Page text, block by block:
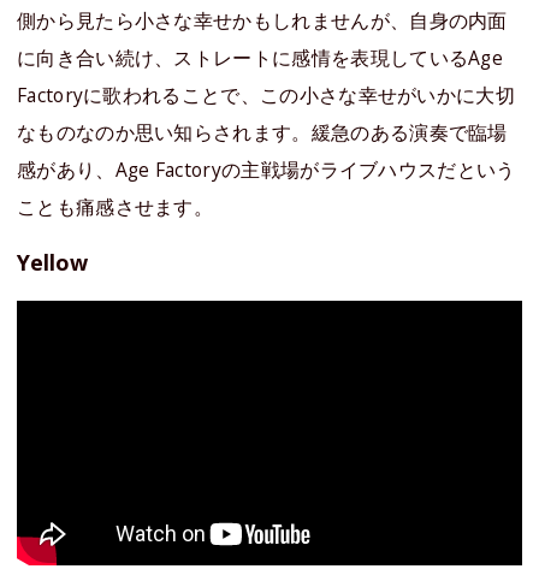
側から見たら小さな幸せかもしれませんが、自身の内面
に向き合い続け、ストレートに感情を表現しているAge
Factoryに歌われることで、この小さな幸せがいかに大切
なものなのか思い知らされます。緩急のある演奏で臨場
感があり、Age Factoryの主戦場がライブハウスだという
ことも痛感させます。
Yellow